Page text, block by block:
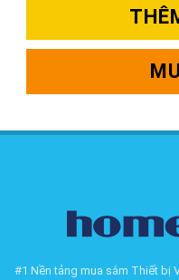
#1 Nền tảng mua sắm Thiết bị